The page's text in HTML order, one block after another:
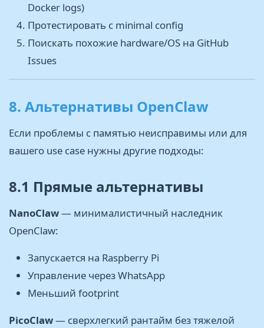
Docker logs)
Протестировать с minimal config
Поискать похожие hardware/OS на GitHub
Issues
8. Альтернативы OpenClaw
Если проблемы с памятью неисправимы или для
вашего use case нужны другие подходы:
8.1 Прямые альтернативы
NanoClaw— минималистичный наследник
OpenClaw:
Запускается на Raspberry Pi
Управление через WhatsApp
Меньший footprint
PicoClaw— сверхлегкий рантайм без тяжелой